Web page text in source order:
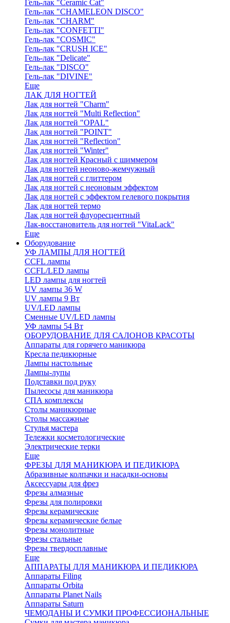
Гель-лак "Ceramic Cat"
Гель-лак "CHAMELEON DISCO"
Гель-лак "CHARM"
Гель-лак "CONFETTI"
Гель-лак "COSMIC"
Гель-лак "CRUSH ICE"
Гель-лак "Delicate"
Гель-лак "DISCO"
Гель-лак "DIVINE"
Еще
ЛАК ДЛЯ НОГТЕЙ
Лак для ногтей "Charm"
Лак для ногтей "Multi Reflection"
Лак для ногтей "OPAL"
Лак для ногтей "POINT"
Лак для ногтей "Reflection"
Лак для ногтей "Winter"
Лак для ногтей Красный с шиммером
Лак для ногтей неоново-жемчужный
Лак для ногтей с глиттером
Лак для ногтей с неоновым эффектом
Лак для ногтей с эффектом гелевого покрытия
Лак для ногтей термо
Лак для ногтей флуоресцентный
Лак-восстановитель для ногтей "VitaLack"
Еще
Оборудование
УФ ЛАМПЫ ДЛЯ НОГТЕЙ
CCFL лампы
CCFL/LED лампы
LED лампы для ногтей
UV лампы 36 W
UV лампы 9 Вт
UV/LED лампы
Сменные UV/LED лампы
УФ лампы 54 Вт
ОБОРУДОВАНИЕ ДЛЯ САЛОНОВ КРАСОТЫ
Аппараты для горячего маникюра
Кресла педикюрные
Лампы настольные
Лампы-лупы
Подставки под руку
Пылесосы для маникюра
СПА комплексы
Столы маникюрные
Столы массажные
Стулья мастера
Тележки косметологические
Электрические терки
Еще
ФРЕЗЫ ДЛЯ МАНИКЮРА И ПЕДИКЮРА
Абразивные колпачки и насадки-основы
Аксессуары для фрез
Фрезы алмазные
Фрезы для полировки
Фрезы керамические
Фрезы керамические белые
Фрезы монолитные
Фрезы стальные
Фрезы твердосплавные
Еще
АППАРАТЫ ДЛЯ МАНИКЮРА И ПЕДИКЮРА
Аппараты Filing
Аппараты Orbita
Аппараты Planet Nails
Аппараты Saturn
ЧЕМОДАНЫ И СУМКИ ПРОФЕССИОНАЛЬНЫЕ